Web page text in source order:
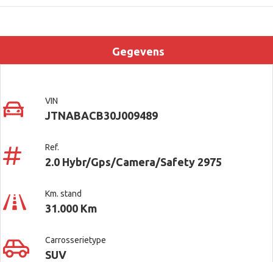
Gegevens
VIN
JTNABACB30J009489
Ref.
2.0 Hybr/Gps/Camera/Safety 2975
Km. stand
31.000 Km
Carrosserietype
SUV